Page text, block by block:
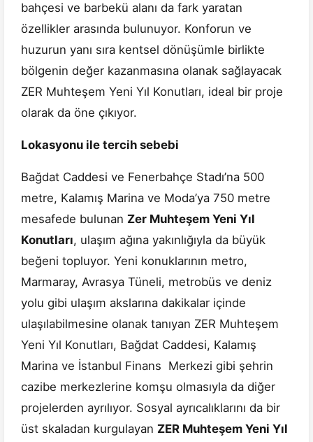
bahçesi ve barbekü alanı da fark yaratan
özellikler arasında bulunuyor. Konforun ve
huzurun yanı sıra kentsel dönüşümle birlikte
bölgenin değer kazanmasına olanak sağlayacak
ZER Muhteşem Yeni Yıl Konutları, ideal bir proje
olarak da öne çıkıyor.
Lokasyonu ile tercih sebebi
Bağdat Caddesi ve Fenerbahçe Stadı’na 500
metre, Kalamış Marina ve Moda’ya 750 metre
mesafede bulunan Zer Muhteşem Yeni Yıl
Konutları, ulaşım ağına yakınlığıyla da büyük
beğeni topluyor. Yeni konuklarının metro,
Marmaray, Avrasya Tüneli, metrobüs ve deniz
yolu gibi ulaşım akslarına dakikalar içinde
ulaşılabilmesine olanak tanıyan ZER Muhteşem
Yeni Yıl Konutları, Bağdat Caddesi, Kalamış
Marina ve İstanbul Finans Merkezi gibi şehrin
cazibe merkezlerine komşu olmasıyla da diğer
projelerden ayrılıyor. Sosyal ayrıcalıklarını da bir
üst skaladan kurgulayan ZER Muhteşem Yeni Yıl